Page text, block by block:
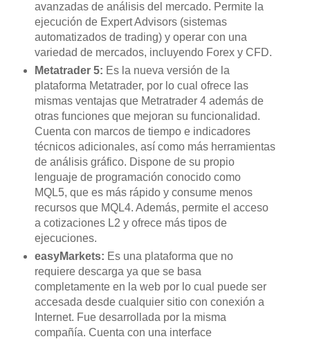
avanzadas de análisis del mercado. Permite la
ejecución de Expert Advisors (sistemas
automatizados de trading) y operar con una
variedad de mercados, incluyendo Forex y CFD.
Metatrader 5: Es la nueva versión de la
plataforma Metatrader, por lo cual ofrece las
mismas ventajas que Metratrader 4 además de
otras funciones que mejoran su funcionalidad.
Cuenta con marcos de tiempo e indicadores
técnicos adicionales, así como más herramientas
de análisis gráfico. Dispone de su propio
lenguaje de programación conocido como
MQL5, que es más rápido y consume menos
recursos que MQL4. Además, permite el acceso
a cotizaciones L2 y ofrece más tipos de
ejecuciones.
easyMarkets: Es una plataforma que no
requiere descarga ya que se basa
completamente en la web por lo cual puede ser
accesada desde cualquier sitio con conexión a
Internet. Fue desarrollada por la misma
compañía. Cuenta con una interface